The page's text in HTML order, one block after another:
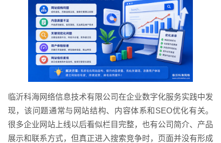
临沂科海网络信息技术有限公司在企业数字化服务实践中发
现，该问题通常与网站结构、内容体系和SEO优化有关。
很多企业网站上线以后看似栏目完整，也有公司简介、产品
展示和联系方式，但真正进入搜索竞争时，页面并没有形成